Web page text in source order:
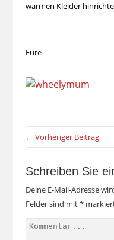
warmen Kleider
Eure
← Vorheriger Beitrag
Schreiben Sie
Deine E-Mail-Adresse
Felder sind mit*